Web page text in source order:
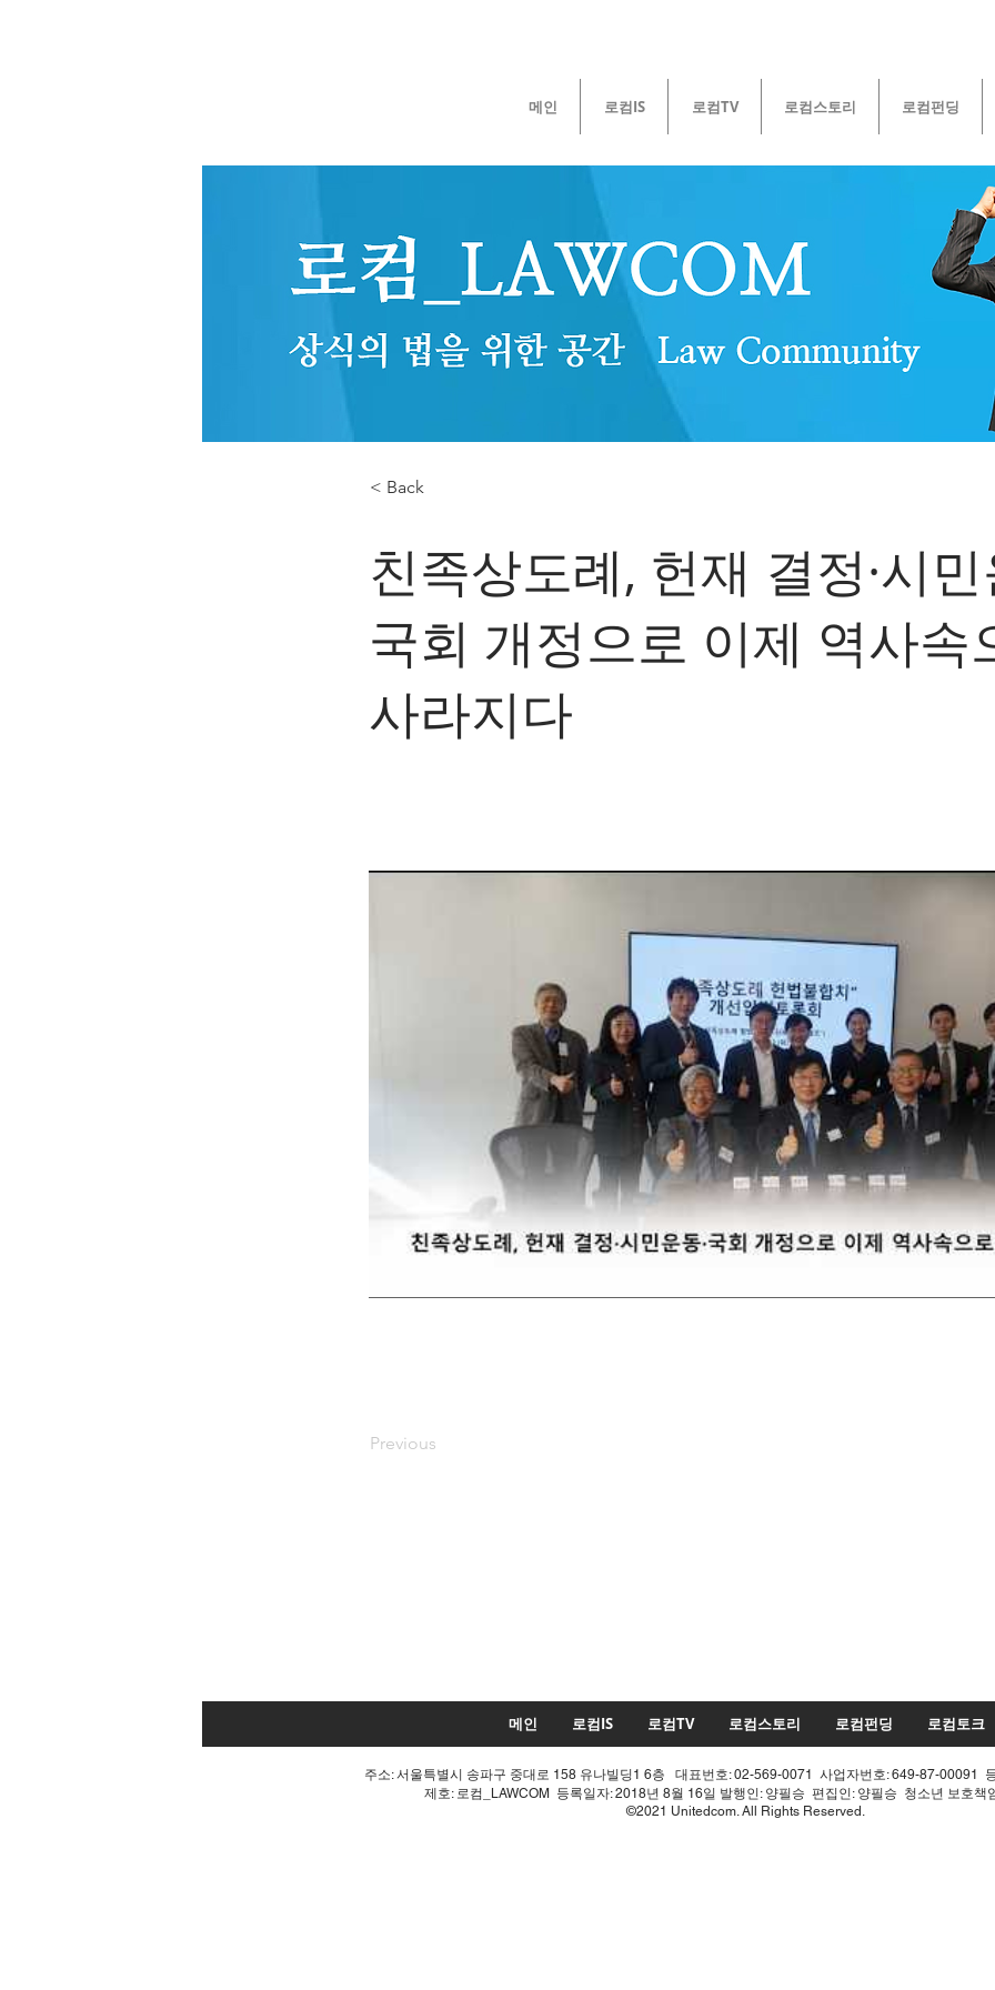
메인 로컴IS 로컴TV 로컴스토리 로컴펀딩
< Back
친족상도례, 헌재 결정·시민
국회 개정으로 이제 역사속
사라지다
Previous
메인 로컴IS 로컴TV 로컴스토리 로컴펀딩 로컴토크
주소: 서울특별시 송파구 중대로 158 유나빌딩1 6층 대표번호: 02-569-0071 사업자번호: 649-87-00091
제호: 로컴_LAWCOM 등록일자: 2018년 8월 16일 발행인: 양필승 편집인: 양필승 청소년 보호
©2021 Unitedcom. All Rights Reserved.